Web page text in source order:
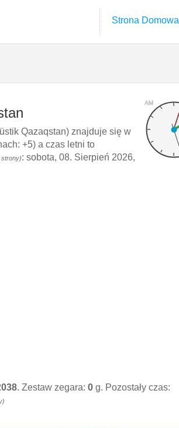
Strona Domowa
AM
Qazaqstan) znajduje się w
+5) a czas letni to
strony): sobota, 08. Sierpień 2026,
. Zestaw zegara: 0 g. Pozostały czas: